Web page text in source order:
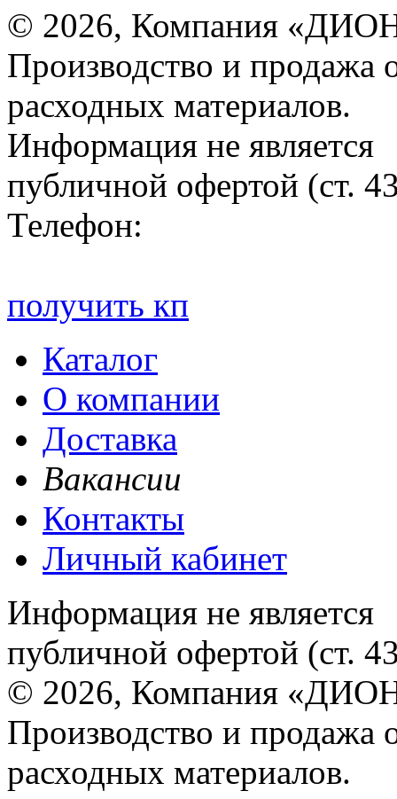
© 2026, Компания
Производство и продажа
расходных материалов.
Информация не является
публичной офертой (ст.
Телефон:
получить кп
Каталог
О компании
Доставка
Вакансии
Контакты
Личный кабинет
Информация не является
публичной офертой (ст.
© 2026, Компания
Производство и продажа
расходных материалов.